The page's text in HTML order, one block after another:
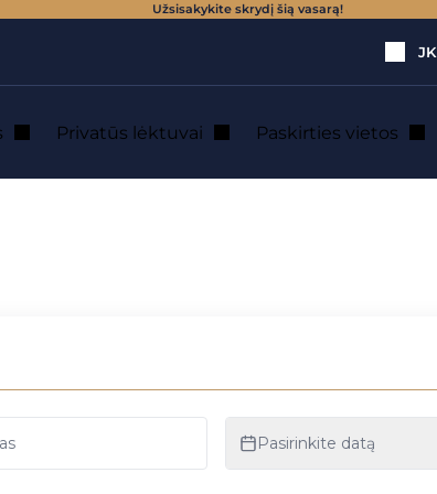
Užsisakykite skrydį šią vasarą!
JK
Privatūs lėktuvai Paskirties vietos